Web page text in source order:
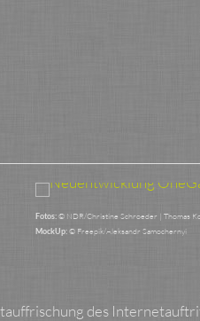
Fotos:© NDR/Christine Schroeder | Thomas
MockUp:© Freepik/Aleksandr Samochernyi
des